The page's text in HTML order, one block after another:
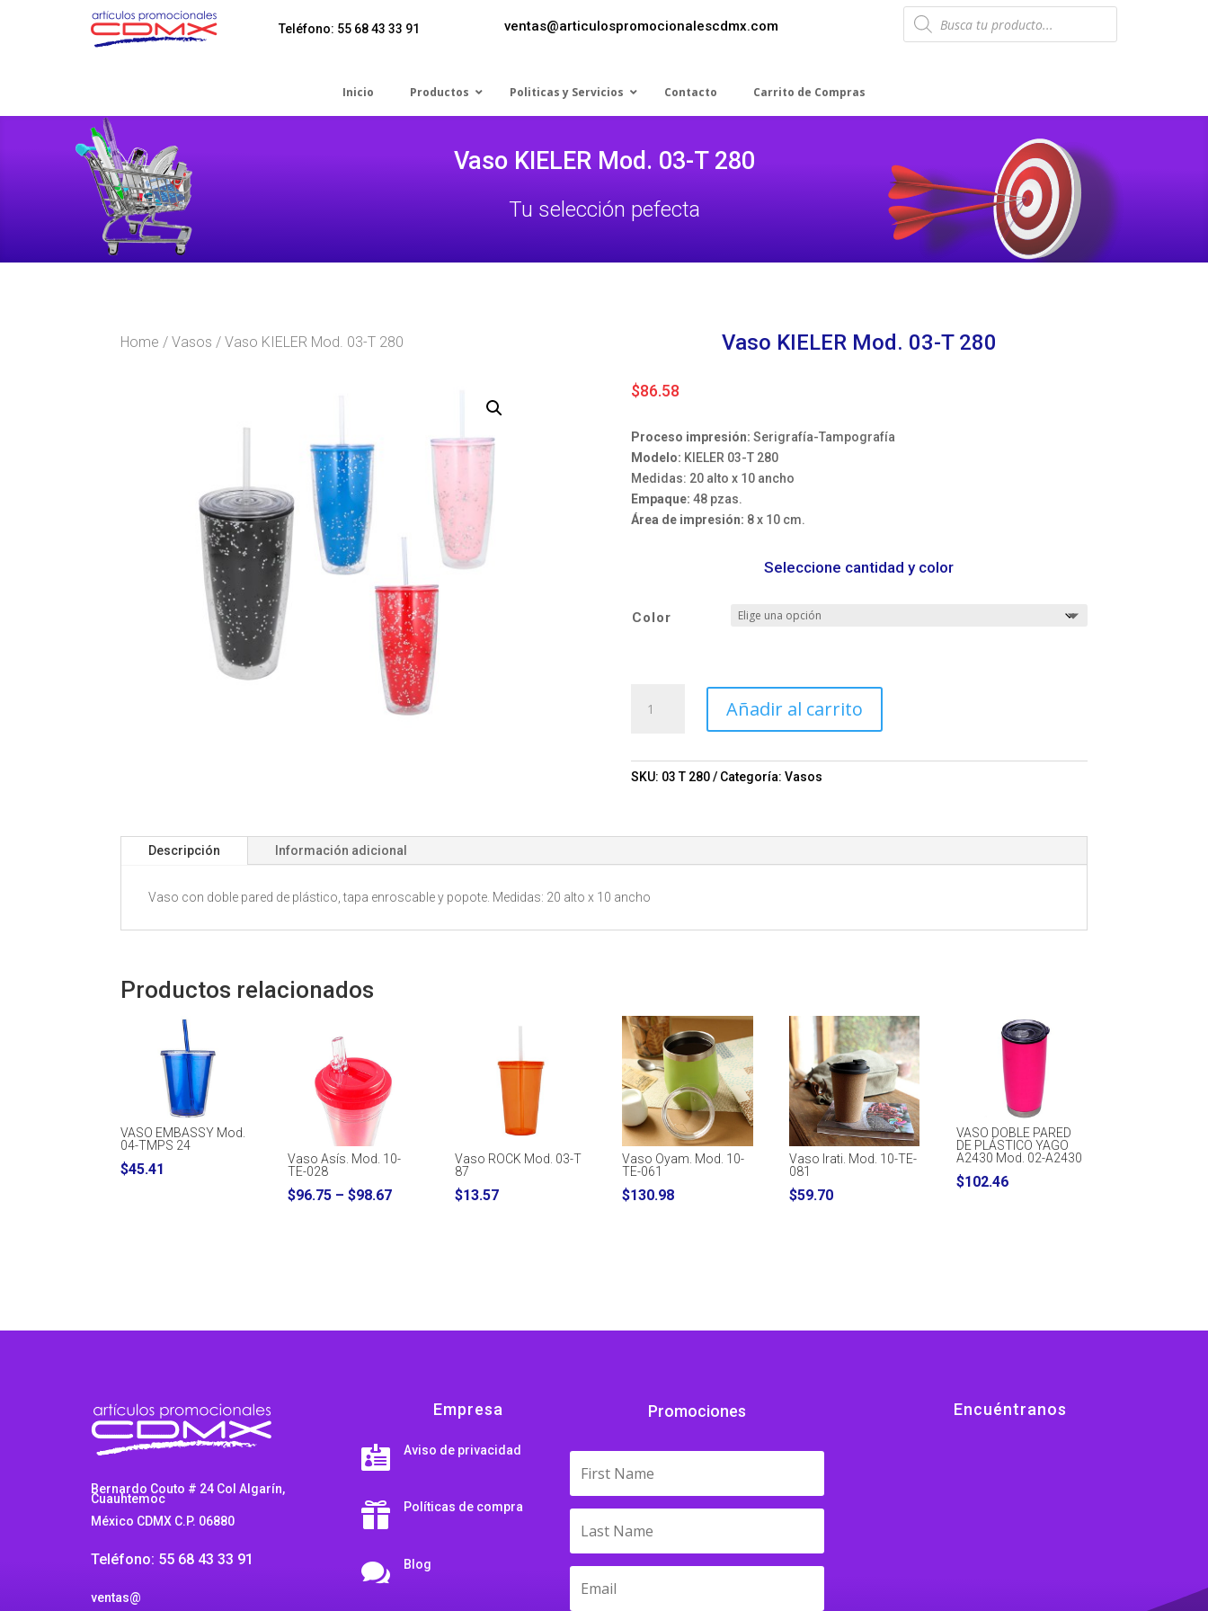
Teléfono: 55 68 43 33 91 ventas@articulospromocionalescdmx.com
Products
search
Inicio Productos Politicas y Servicios Contacto Carrito de Compras
Vaso KIELER Mod. 03-T 280
Tu selección pefecta
Home /Vasos / Vaso KIELER Mod. 03-T 280 Vaso KIELER Mod. 03-T 280
$86.58
Proceso impresión: Serigrafía-Tampografía
Modelo: KIELER 03-T 280
Medidas: 20 alto x 10 ancho
Empaque: 48 pzas.
Área de impresión: 8 x 10 cm.
Seleccione cantidad y color
Color
KIELER
T
Añadir al carrito
SKU: 03 T 280 Categoría: Vasos
Descripción Información adicional
Vaso con doble pared de plástico, tapa enroscable y popote. Medidas: 20 alto x 10 ancho
Productos relacionados
VASO EMBASSY Mod.
04-TMPS 24
$45.41
Vaso Asís. Mod. 10-
TE-028
$96.75 – $98.67Price
Vaso ROCK Mod. 03-T
87
$13.57
Vaso Oyam. Mod. 10-
TE-061
$130.98
Vaso Irati. Mod. 10-TE-
081
$59.70
VASO DOBLE PARED
DE PLÁSTICO YAGO
A2430 Mod. 02-A2430
$102.46
Bernardo Couto # 24 Col Algarín,
Cuauhtemoc
México CDMX C.P. 06880
Teléfono: 55 68 43 33 91
ventas@
Empresa
 Aviso de privacidad
 Políticas de compra
 Blog
Promociones Encuéntranos